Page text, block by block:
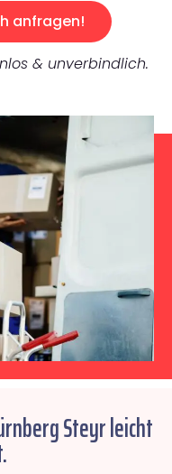
anfragen!
& unverbindlich.
Steyr leicht